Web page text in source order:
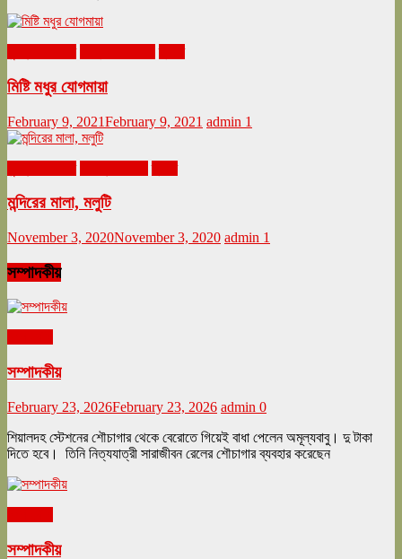
মিষ্টি মধুর যোগমায়া
February 9, 2021February 9, 2021 admin 1
মন্দিরের মালা, মলুটি
November 3, 2020November 3, 2020 admin 1
সম্পাদকীয়
সম্পাদকীয়
February 23, 2026February 23, 2026 admin 0
শিয়ালদহ স্টেশনের শৌচাগার থেকে বেরোতে গিয়েই বাধা পেলেন অমূল্যবাবু। দু টাকা
দিতে হবে। তিনি নিত্যযাত্রী সারাজীবন রেলের শৌচাগার ব্যবহার করেছেন
সম্পাদকীয়